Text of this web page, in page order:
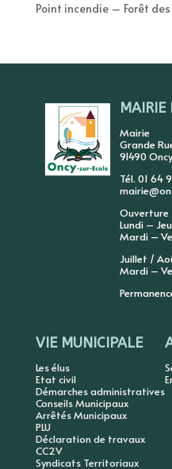
Point incendie – Forêt
MAIRIE
Mairie
Grande
91490
Tél. 01 64
Ouverture
Lundi –
Mardi –
Juillet /
Mardi –
VIE MUNICIPALE
Les élus
Etat civil
Démarches administratives
Conseils Municipaux
Arrêtés Municipaux
PLU
Déclaration de travaux
CC2V
Syndicats Territoriaux